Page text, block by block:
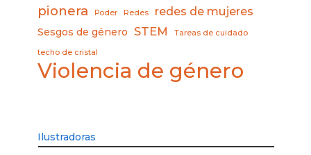
pionera Poder Redes redes de mujeres
Sesgos de género STEM Tareas de cuidado
techo de cristal
Violencia de género
Ilustradoras